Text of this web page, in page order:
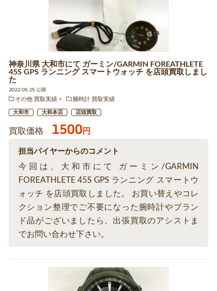
神奈川県 大和市にて ガーミン/GARMIN FOREATHLETE
45S GPS ランニング スマートウォッチ を店頭買取しまし
た
2022.05.25 公開
その他 買取実績
腕時計 買取実績
大和市 大和本店 店頭買取
買取価格 1500円
担当バイヤーからのコメント
今回は、大和市にて ガーミン/GARMIN
FOREATHLETE 45S GPS ランニング スマートウ
ォッチ を店頭買取しました。 お買い替えやコレ
クション整理でご不要になった腕時計やブラン
ド品がございましたら、出張買取のアシストま
でお問い合わせ下さい。